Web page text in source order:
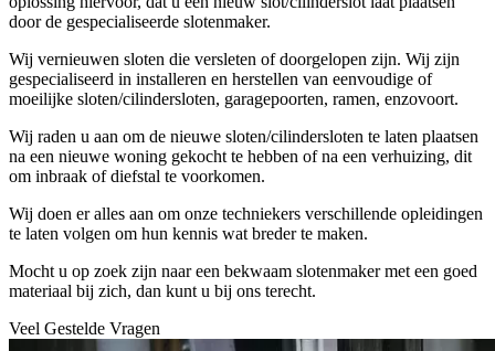
door de gespecialiseerde slotenmaker.
Wij vernieuwen sloten die versleten of doorgelopen zijn. Wij zijn
gespecialiseerd in installeren en herstellen van eenvoudige of
moeilijke sloten/cilindersloten, garagepoorten, ramen, enzovoort.
Wij raden u aan om de nieuwe sloten/cilindersloten te laten plaatsen
na een nieuwe woning gekocht te hebben of na een verhuizing, dit
om inbraak of diefstal te voorkomen.
Wij doen er alles aan om onze techniekers verschillende opleidingen
te laten volgen om hun kennis wat breder te maken.
Mocht u op zoek zijn naar een bekwaam slotenmaker met een goed
materiaal bij zich, dan kunt u bij ons terecht.
Veel Gestelde Vragen